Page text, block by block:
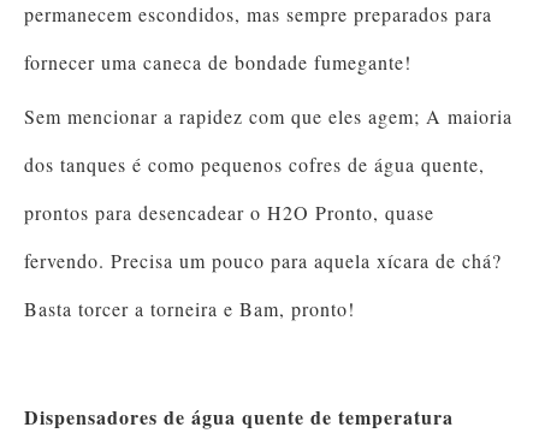
permanecem escondidos, mas sempre preparados para
fornecer uma caneca de bondade fumegante!
Sem mencionar a rapidez com que eles agem; A maioria
dos tanques é como pequenos cofres de água quente,
prontos para desencadear o H2O Pronto, quase
fervendo. Precisa um pouco para aquela xícara de chá?
Basta torcer a torneira e Bam, pronto!
Dispensadores de água quente de temperatura